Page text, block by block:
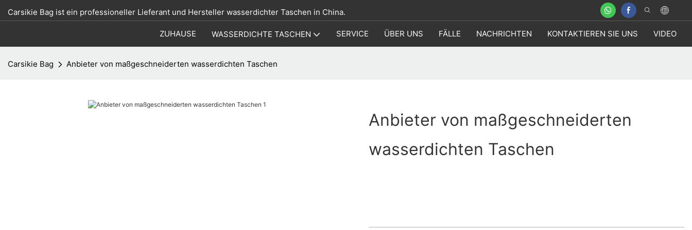
Carsikie Bag ist ein professioneller Lieferant und Hersteller wasserdichter Taschen in China.
ZUHAUSE WASSERDICHTE TASCHEN SERVICE ÜBER UNS FÄLLE NACHRICHTEN KONTAKTIEREN SIE UNS VIDEO
Carsikie Bag Anbieter von maßgeschneiderten wasserdichten Taschen
Anbieter von maßgeschneiderten
wasserdichten Taschen